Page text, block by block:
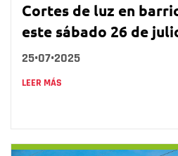
Cortes de luz en
este sábado 26 de
25•07•2025
LEER MÁS